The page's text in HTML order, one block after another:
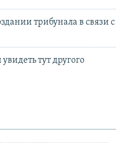
трибунала в связи с
тут другого